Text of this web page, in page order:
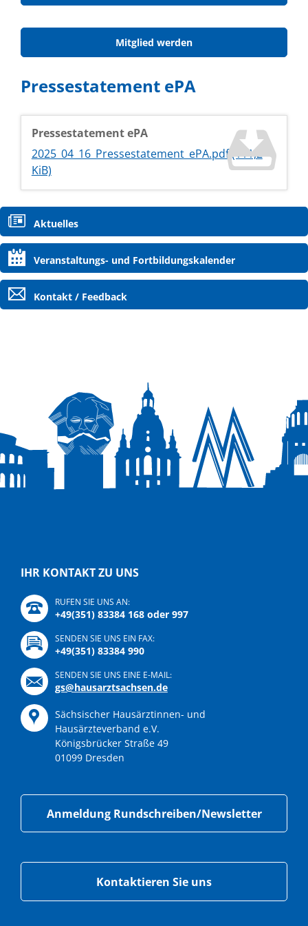
Mitglied werden
Pressestatement ePA
Pressestatement ePA
2025_04_16_Pressestatement_ePA.pdf(111,2
KiB)
Navigation
überspringen
Aktuelles
Veranstaltungs- und Fortbildungskalender
Kontakt / Feedback
IHR KONTAKT ZU UNS
RUFEN SIE UNS AN:
+49(351) 83384 168 oder 997
SENDEN SIE UNS EIN FAX:
+49(351) 83384 990
SENDEN SIE UNS EINE E-MAIL:
gs@hausarztsachsen.de
Sächsischer Hausärztinnen- und
Hausärzteverband e.V.
Königsbrücker Straße 49
01099 Dresden
Anmeldung Rundschreiben/Newsletter
Kontaktieren Sie uns